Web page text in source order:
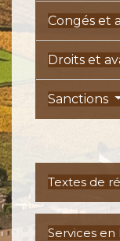
Congés et
Droits et
Sanctions
Textes de
Services